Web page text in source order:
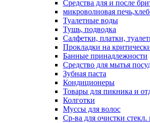
Средства для и после
микроволновая
Туалетные воды
Тушь, подводка
Салфетки, платки,
Прокладки на
Банные принадлежности
Средство для мытья
Зубная паста
Кондиционеры
Товары для пикника и
Колготки
Муссы для волос
Ср-ва для очистки стекл.